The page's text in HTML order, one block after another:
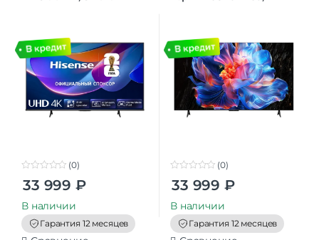
o
t
o
f
5
(0)
33 999 ₽
В наличии
Гарантия 12 месяцев
o
t
o
f
5
(0)
33 999 ₽
В наличии
Гарантия 12 месяцев